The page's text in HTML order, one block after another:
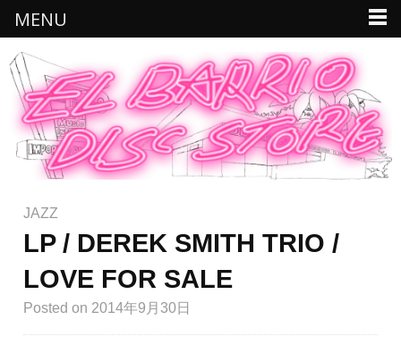
JAZZ
LP / DEREK SMITH TRIO /
LOVE FOR SALE
Posted on 2014年9月30日
MENU